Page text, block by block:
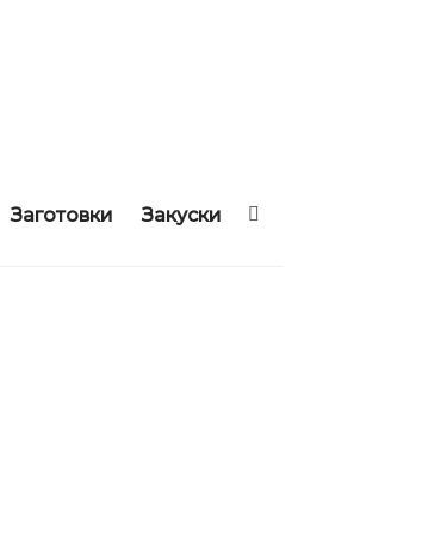
Заготовки Закуски